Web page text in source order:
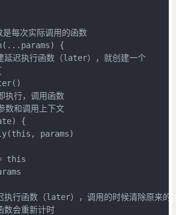
每次实际调用的函数
{
迟执行函数（later），就创建一个
执行，调用函数
数和调用上下文
{
params)
this
行函数（later），调用的时候清除原来的
会重新计时